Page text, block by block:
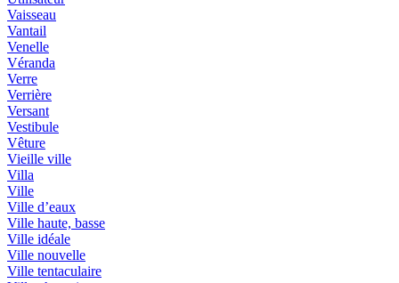
Vaisseau
Vantail
Venelle
Véranda
Verre
Verrière
Versant
Vestibule
Vêture
Vieille ville
Villa
Ville
Ville d’eaux
Ville haute, basse
Ville idéale
Ville nouvelle
Ville tentaculaire